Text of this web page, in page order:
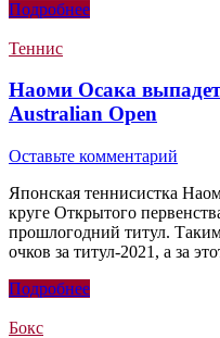
Подробнее
Теннис
Наоми Осака
Australian Open
Оставьте комментарий
Японская теннисистка
круге Открытого
прошлогодний титул.
очков за титул-2021, а за
Подробнее
Бокс